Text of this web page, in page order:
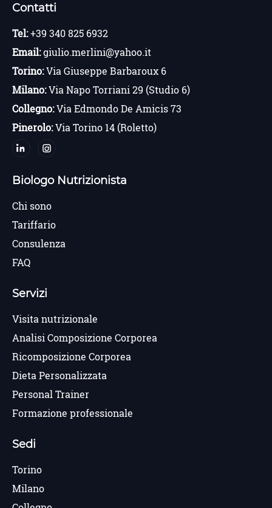
Contatti
Tel:+39 340 825 6932
Email:giulio.merlini@yahoo.it
Torino:Via Giuseppe Barbaroux 6
Milano:Via Napo Torriani 29 (Studio 6)
Collegno:Via Edmondo De Amicis 73
Pinerolo:Via Torino 14 (Roletto)
Biologo Nutrizionista
Chi sono
Tariffario
Consulenza
FAQ
Servizi
Visita nutrizionale
Analisi Composizione Corporea
Ricomposizione Corporea
Dieta Personalizzata
Personal Trainer
Formazione professionale
Sedi
Torino
Milano